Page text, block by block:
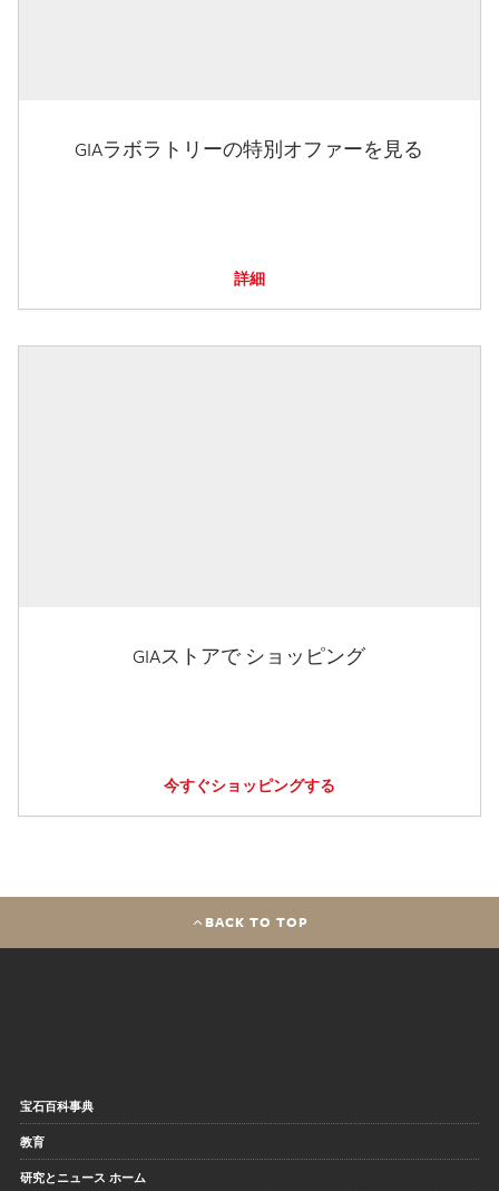
GIAラボラトリーの特別オファーを見る
詳細
GIAストアで ショッピング
今すぐショッピングする
BACK TO TOP
宝石百科事典
教育
研究とニュース ホーム